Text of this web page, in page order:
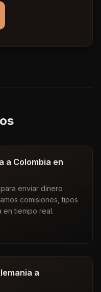
a Colombia en
enviar dinero
comisiones, tipos
en tiempo real.
a